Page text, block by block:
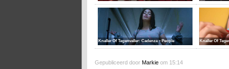
Knaller Of Tegenvaller: Cadenza – People Knaller Of
Gepubliceerd door Markie om 15:14